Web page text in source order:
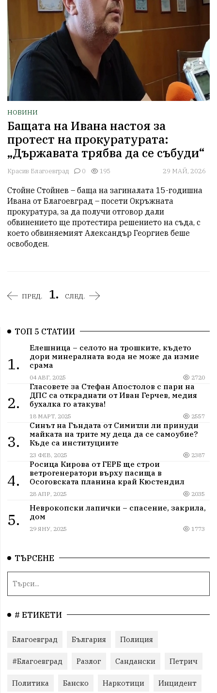
НОВИНИ
Бащата на Ивана настоя за
протест на прокуратурата:
„Държавата трябва да се събуди“
Красив Благоевград 0 195 29 МАЙ, 2026
Стойне Стойнев – баща на загиналата 15-годишна
Ивана от Благоевград – посети Окръжната
прокуратура, за да получи отговор дали
обвинението ще протестира решението на съда, с
което обвиняемият Александър Георгиев беше
освободен.
ПРЕД. 1. СЛЕД.
ТОП 5 СТАТИИ
1.
Елешница – селото на трошките, където
дори минералната вода не може да измие
срама
04 АВГ, 2025 2720
2.
Гласовете за Стефан Апостолов с пари на
ДПС са откраднати от Иван Герчев, медия
бухалка го атакува!
18 МАРТ, 2025 2557
3.
Синът на Гъндата от Симитли ли принуди
майката на трите му деца да се самоубие?
Къде са институциите
23 ФЕВ, 2025 2387
4.
Росица Кирова от ГЕРБ ще строи
ветрогенератори върху пасища в
Осоговската планина край Кюстендил
28 АПР, 2025 2035
5.
Неврокопски лапички – спасение, закрила,
дом
29 ЯНУ, 2025 1773
ТЪРСЕНЕ
# ЕТИКЕТИ
Благоевград България Полиция
#Благоевград Разлог Сандански Петрич
Политика Банско Наркотици Инцидент